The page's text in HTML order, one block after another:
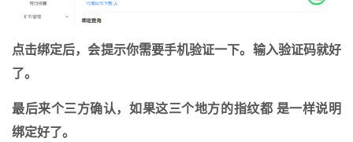
点击绑定后，会提示你需要手机验证一下。输入验证码就好
了。
最后来个三方确认，如果这三个地方的指纹都 是一样说明
绑定好了。